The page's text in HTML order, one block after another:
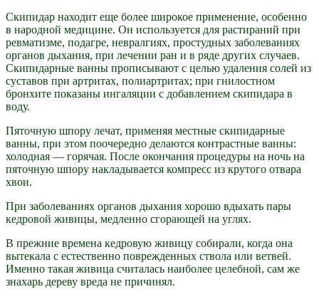
Скипидар находит еще более широкое применение, особенно
в народной медицине. Он используется для растираний при
ревматизме, подагре, невралгиях, простудных заболеваниях
органов дыхания, при лечении ран и в ряде других случаев.
Скипидарные ванны прописывают с целью удаления солей из
суставов при артритах, полиартритах; при гнилостном
бронхите показаны ингаляции с добавлением скипидара в
воду.
Пяточную шпору лечат, применяя местные скипидарные
ванны, при этом поочередно делаются контрастные ванны:
холодная — горячая. После окончания процедуры на ночь на
пяточную шпору накладывается компресс из крутого отвара
хвои.
При заболеваниях органов дыхания хорошо вдыхать пары
кедровой живицы, медленно сгорающей на углях.
В прежние времена кедровую живицу собирали, когда она
вытекала с естественно поврежденных ствола или ветвей.
Именно такая живица считалась наиболее целебной, сам же
знахарь дереву вреда не причинял.